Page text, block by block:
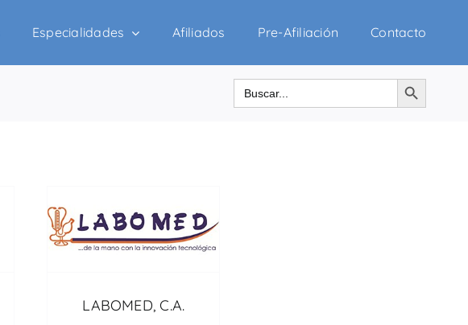
Especialidades Afiliados Pre-Afiliación Contacto
Buscar: Botón de búsqueda
LABOMED, C.A.